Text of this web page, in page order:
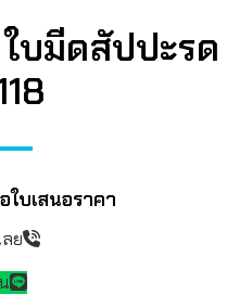
บมีดสัปปะรด
บเสนอราคา
ลย